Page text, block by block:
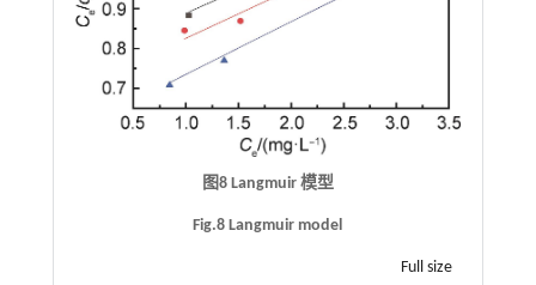
图8 Langmuir 模型
Fig.8 Langmuir model
Full size